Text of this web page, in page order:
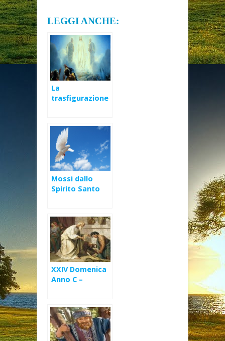
LEGGI ANCHE:
La
trasfigurazione
Mossi dallo
Spirito Santo
XXIV Domenica
Anno C –